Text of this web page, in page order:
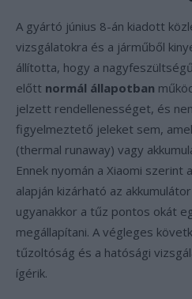
A gyártó június 8-án kiadott
vizsgálatokra és a járműből
állította, hogy a
előtt normál állapotban
jelzett rendellenességet, és
figyelmeztető jeleket sem,
(thermal runaway) vagy
Ennek nyomán a Xiaomi
alapján kizárható az
ugyanakkor a tűz pontos okát
megállapítani. A végleges
tűzoltóság és a hatósági
ígérik.